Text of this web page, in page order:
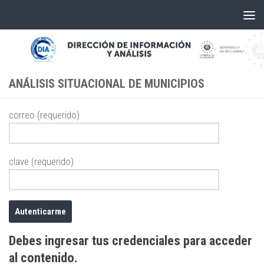
ANÁLISIS SITUACIONAL DE MUNICIPIOS
correo (requerido)
clave (requerido)
Debes ingresar tus credenciales para acceder
al contenido.